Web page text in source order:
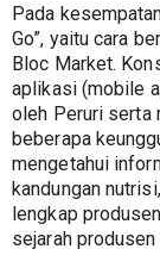
Pada
Go”, yaitu cara
Bloc Market.
aplikasi (mobile
oleh Peruri serta
beberapa
mengetahui
kandungan
lengkap
sejarah produsen